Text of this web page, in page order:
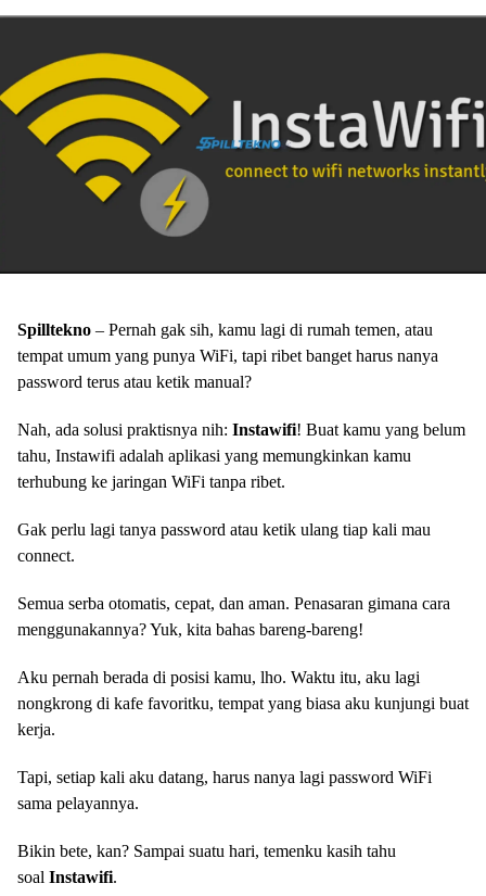
Spilltekno – Pernah gak sih, kamu lagi di rumah temen, atau
tempat umum yang punya WiFi, tapi ribet banget harus nanya
password terus atau ketik manual?
Nah, ada solusi praktisnya nih: Instawifi! Buat kamu yang belum
tahu, Instawifi adalah aplikasi yang memungkinkan kamu
terhubung ke jaringan WiFi tanpa ribet.
Gak perlu lagi tanya password atau ketik ulang tiap kali mau
connect.
Semua serba otomatis, cepat, dan aman. Penasaran gimana cara
menggunakannya? Yuk, kita bahas bareng-bareng!
Aku pernah berada di posisi kamu, lho. Waktu itu, aku lagi
nongkrong di kafe favoritku, tempat yang biasa aku kunjungi buat
kerja.
Tapi, setiap kali aku datang, harus nanya lagi password WiFi
sama pelayannya.
Bikin bete, kan? Sampai suatu hari, temenku kasih tahu
soal Instawifi.